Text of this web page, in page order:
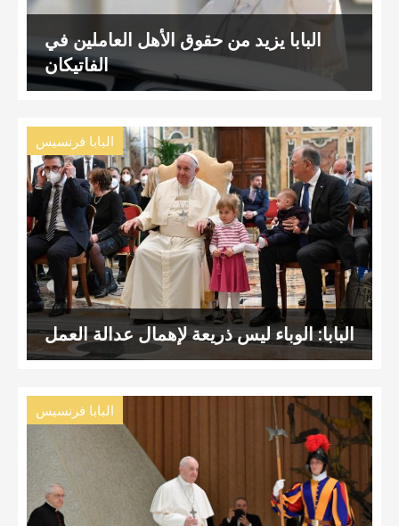
البابا يزيد من حقوق الأهل العاملين في
الفاتيكان
البابا فرنسيس
البابا: الوباء ليس ذريعة لإهمال عدالة العمل
البابا فرنسيس